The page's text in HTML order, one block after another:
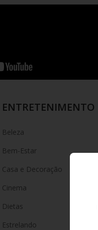
ENTRETENIMENTO
Beleza
Bem-Estar
Casa e Decoração
Cinema
Dietas
Estrelando